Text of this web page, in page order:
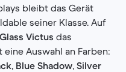
bleibt das Gerät
seiner Klasse. Auf
Victus das
eine Auswahl an Farben:
, Blue Shadow, Silver